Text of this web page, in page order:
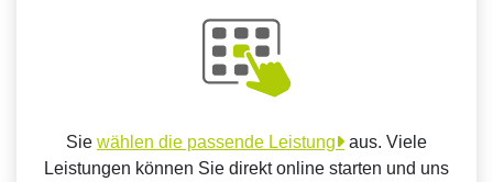
Sie wählen die passende Leistung
aus. Viele
Leistungen können Sie direkt online starten und uns